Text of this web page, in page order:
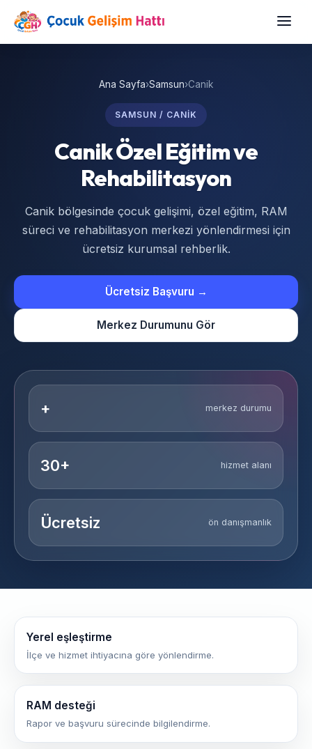
Ana Sayfa›Samsun›Canik
SAMSUN / CANIK
Canik Özel Eğitim ve
Rehabilitasyon
Canik bölgesinde çocuk gelişimi, özel eğitim, RAM
süreci ve rehabilitasyon merkezi yönlendirmesi için
ücretsiz kurumsal rehberlik.
Ücretsiz Başvuru →
Merkez Durumunu Gör
+ merkez durumu
30+ hizmet alanı
Ücretsiz ön danışmanlık
Yerel eşleştirme
İlçe ve hizmet ihtiyacına göre yönlendirme.
RAM desteği
Rapor ve başvuru sürecinde bilgilendirme.